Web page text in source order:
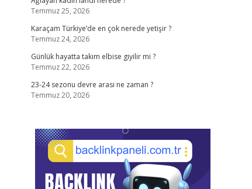
Temmuz 25, 2026
Karaçam Türkiye’de en çok nerede yetişir ?
Temmuz 24, 2026
Günlük hayatta takım elbise giyilir mi ?
Temmuz 22, 2026
23-24 sezonu devre arası ne zaman ?
Temmuz 20, 2026